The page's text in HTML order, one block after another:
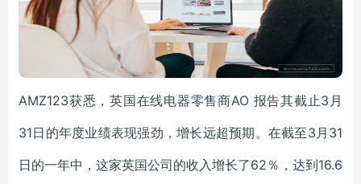
AMZ123获悉，英国在线电器零售商AO 报告其截止3月
31日的年度业绩表现强劲，增长远超预期。在截至3月31
日的一年中，这家英国公司的收入增长了62％，达到16.6